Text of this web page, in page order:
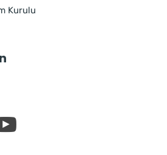
Kurulu